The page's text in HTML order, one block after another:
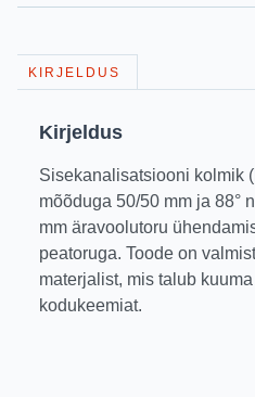
KIRJELDUS
Kirjeldus
Sisekanalisatsiooni kolmik
mõõduga 50/50 mm ja 88°
mm äravoolutoru
peatoruga. Toode on
materjalist, mis talub
kodukeemiat.